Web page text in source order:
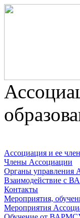
Ассоциация и ее
Члены Ассоциации
Органы управления
Взаимодействие c
Контакты
Мероприятия,
Мероприятия